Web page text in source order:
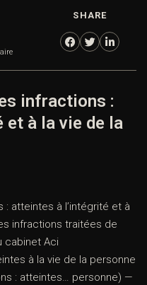
SHARE
infractions :
et à la vie de la
atteintes à l’intégrité et à
infractions traitées de
cabinet Aci
à la vie de la personne
: atteintes… personne) —